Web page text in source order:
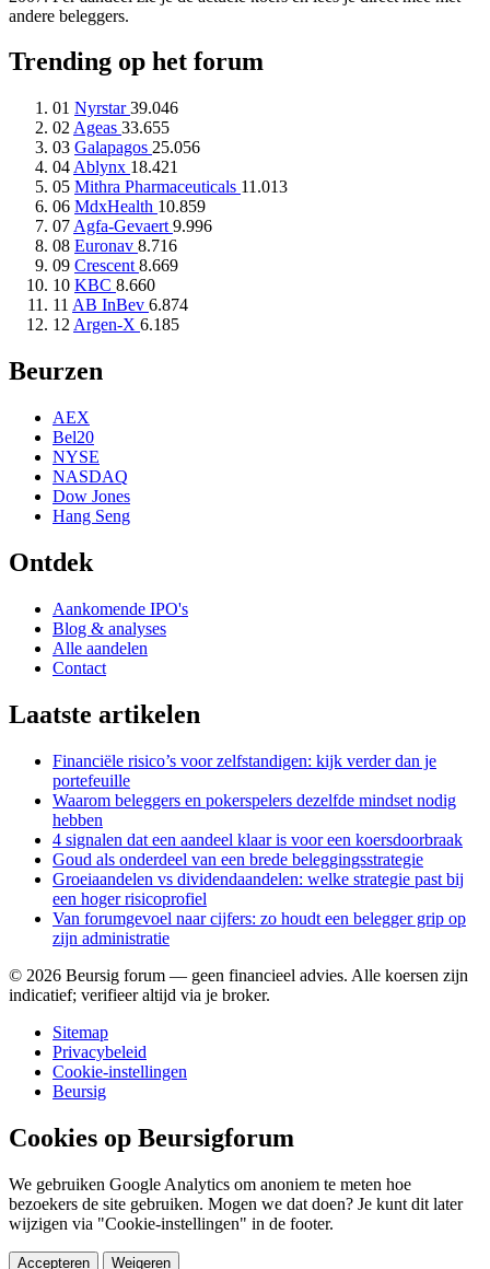
andere beleggers.
Trending op het forum
01 Nyrstar39.046
02 Ageas 33.655
03 Galapagos 25.056
04 Ablynx 18.421
05 Mithra Pharmaceuticals 11.013
06 MdxHealth 10.859
07 Agfa-Gevaert 9.996
08 Euronav 8.716
09 Crescent 8.669
10 KBC 8.660
11 AB InBev 6.874
12 Argen-X 6.185
Beurzen
AEX
Bel20
NYSE
NASDAQ
Dow Jones
Hang Seng
Ontdek
Aankomende IPO's
Blog & analyses
Alle aandelen
Contact
Laatste artikelen
Financiële risico’s voor zelfstandigen: kijk verder dan je
portefeuille
Waarom beleggers en pokerspelers dezelfde mindset nodig
hebben
4 signalen dat een aandeel klaar is voor een koersdoorbraak
Goud als onderdeel van een brede beleggingsstrategie
Groeiaandelen vs dividendaandelen: welke strategie past bij
een hoger risicoprofiel
Van forumgevoel naar cijfers: zo houdt een belegger grip op
zijn administratie
© 2026 Beursig forum — geen financieel advies. Alle koersen zijn
indicatief; verifieer altijd via je broker.
Sitemap
Privacybeleid
Cookie-instellingen
Beursig
Cookies op Beursigforum
We gebruiken Google Analytics om anoniem te meten hoe
bezoekers de site gebruiken. Mogen we dat doen? Je kunt dit later
wijzigen via "Cookie-instellingen" in de footer.
Accepteren Weigeren